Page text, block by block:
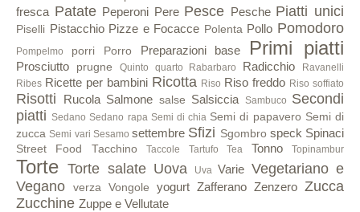
fresca Patate Peperoni Pere Pesce Pesche Piatti unici
Piselli Pistacchio Pizze e Focacce Polenta Pollo Pomodoro
Pompelmo porri Porro Preparazioni base Primi piatti
Prosciutto prugne Quinto quarto Rabarbaro Radicchio
Ravanelli
Ribes Ricette per bambini Ricotta Riso Riso freddo Riso soffiato
Risotti Rucola Salmone salse Salsiccia Sambuco Secondi
piatti Sedano Sedano rapa Semi di chia Semi di papavero Semi di
zucca Semi vari Sesamo settembre Sfizi Sgombro speck Spinaci
Street Food Tacchino Taccole Tartufo Tea Tonno Topinambur
Torte Torte salate Uova Uva Varie Vegetariano e
Vegano
verza Vongole yogurt Zafferano Zenzero Zucca
Zucchine Zuppe e Vellutate